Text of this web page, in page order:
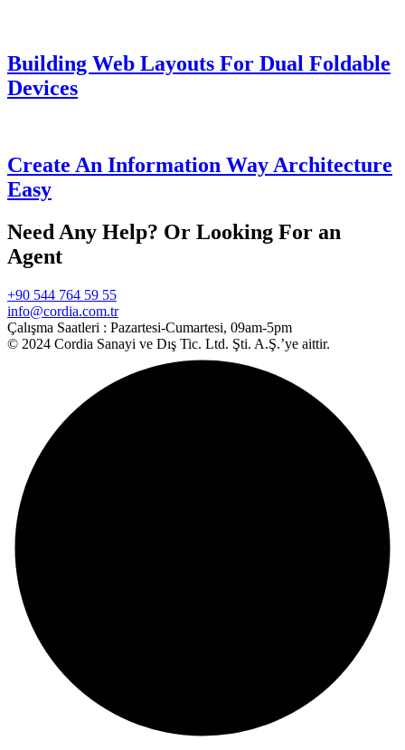
Building Web Layouts For Dual Foldable
Devices
Create An Information Way Architecture
Easy
Need Any Help? Or Looking For an
Agent
+90 544 764 59 55
info@cordia.com.tr
Çalışma Saatleri : Pazartesi-Cumartesi, 09am-5pm
© 2024 Cordia Sanayi ve Dış Tic. Ltd. Şti. A.Ş.’ye aittir.